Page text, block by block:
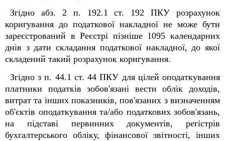
Згідно абз. 2 п. 192.1 ст. 192 ПКУ розрахунок
коригування до податкової накладної не може бути
зареєстрований в Реєстрі пізніше 1095 календарних
днів з дати складання податкової накладної, до якої
складений такий розрахунок коригування.
Згідно з п. 44.1 ст. 44 ПКУ для цілей оподаткування
платники податків зобов'язані вести облік доходів,
витрат та інших показників, пов'язаних з визначенням
об'єктів оподаткування та/або податкових зобов'язань,
на підставі первинних документів, регістрів
бухгалтерського обліку, фінансової звітності, інших